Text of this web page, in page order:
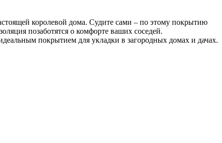
королевой дома. Судите сами – по этому покрытию
позаботятся о комфорте ваших соседей.
покрытием для укладки в загородных домах и дачах.